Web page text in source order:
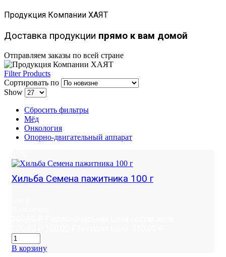
Продукция Компании ХАЯТ
Доставка продукции прямо к вам домой
Отправляем заказы по всей стране
Filter Products
Сортировать по
Show
Сбросить фильтры
Мёд
Онкология
Опорно-двигательный аппарат
Хильба Семена пажитника 100 г
В корзину